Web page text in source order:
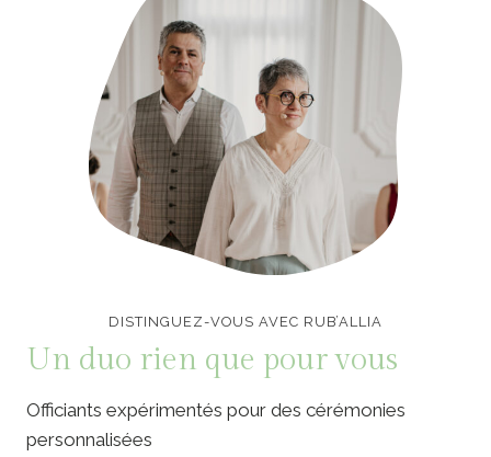
DISTINGUEZ-VOUS AVEC RUB’ALLIA
Un duo rien que pour vous
Officiants expérimentés pour des cérémonies
personnalisées